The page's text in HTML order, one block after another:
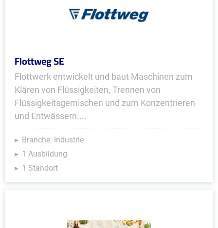
Flottweg SE
Flottwerk entwickelt und baut Maschinen zum
Klären von Flüssigkeiten, Trennen von
Flüssigkeitsgemischen und zum Konzentrieren
und Entwässern....
Branche: Industrie
1 Ausbildung
1 Standort